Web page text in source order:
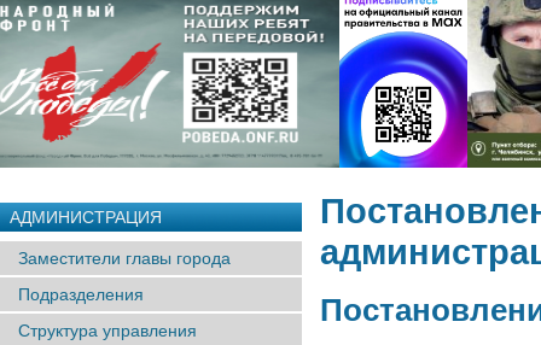
АДМИНИСТРАЦИЯ
Заместители главы города
Подразделения
Структура управления